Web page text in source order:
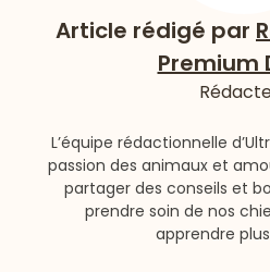
Article rédigé par
Premium
L’équipe rédactionnelle
passion des animaux et
partager des conseils et
prendre soin de nos
apprendre